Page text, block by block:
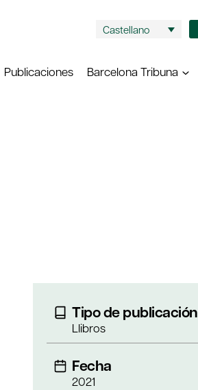
Castellano
Publicaciones Barcelona Tribuna
Tipo de publicación
Llibros
Fecha
2021